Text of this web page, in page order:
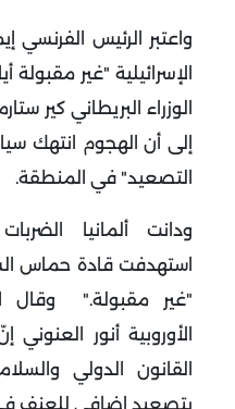
و اعتبر الرئيس الفرنسي
الإسرائيلية "غير مقبولة
الوزراء البريطاني كير
إلى أن الهجوم انتهك
التصعيد" في المنطقة.
ودانت ألمانيا
استهدفت قادة حماس
"غير مقبولة". وقال
الأوروبية أنور العنوني
القانون الدولي
بتصعيد إضافي للعنف